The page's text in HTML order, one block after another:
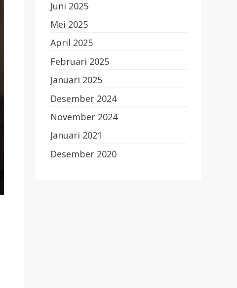
Juni 2025
Mei 2025
April 2025
Februari 2025
Januari 2025
Desember 2024
November 2024
Januari 2021
Desember 2020